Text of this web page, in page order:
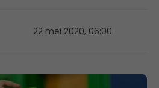
22 mei 2020, 06:00